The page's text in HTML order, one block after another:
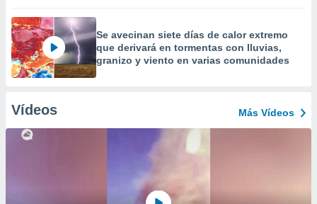
Se avecinan siete días de calor extremo
que derivará en tormentas con lluvias,
granizo y viento en varias comunidades
Vídeos Más Vídeos